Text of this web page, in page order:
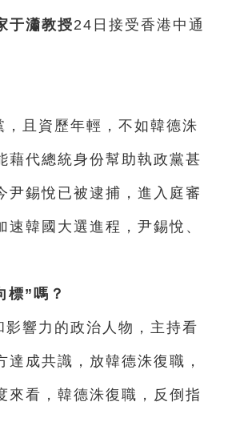
于瀟教授24日接受香港中通
且資歷年輕，不如韓德洙
藉代總統身份幫助執政黨甚
尹錫悅已被逮捕，進入庭審
韓國大選進程，尹錫悅、
標”嗎？
響力的政治人物，主持看
成共識，放韓德洙復職，
來看，韓德洙復職，反倒指